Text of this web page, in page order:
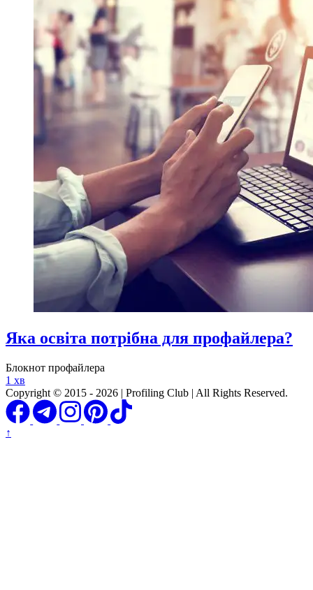
Яка освіта потрібна для профайлера?
Блокнот профайлера
1 хв
Copyright © 2015 - 2026 | Profiling Club | All Rights Reserved.
↑